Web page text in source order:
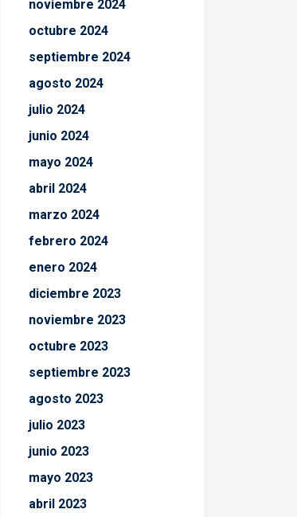
noviembre 2024
octubre 2024
septiembre 2024
agosto 2024
julio 2024
junio 2024
mayo 2024
abril 2024
marzo 2024
febrero 2024
enero 2024
diciembre 2023
noviembre 2023
octubre 2023
septiembre 2023
agosto 2023
julio 2023
junio 2023
mayo 2023
abril 2023